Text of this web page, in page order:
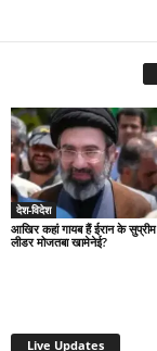
देश-विदेश
आखिर कहां गायब हैं ईरान के सुप्रीम
लीडर मोजतबा खामेनेई?
Live Updates